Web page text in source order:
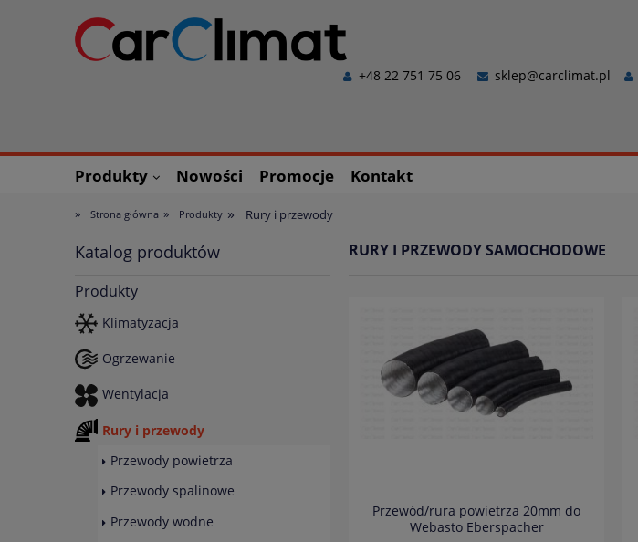
+48 22 751 75 06 sklep@carclimat.pl
Produkty Nowości Promocje Kontakt
» Strona główna » Produkty » Rury i przewody
Katalog produktów
Produkty
Klimatyzacja
Ogrzewanie
Wentylacja
Rury i przewody
Przewody powietrza
Przewody spalinowe
Przewody wodne
RURY I PRZEWODY SAMOCHODOWE
Przewód/rura powietrza 20mm do
Webasto Eberspacher